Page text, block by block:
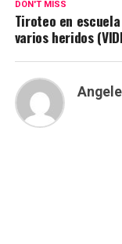
DON'T MISS
Tiroteo en
varios heridos